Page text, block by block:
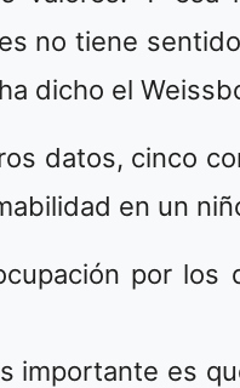
no tiene
dicho el
datos, cinco
en un
por los
importante es